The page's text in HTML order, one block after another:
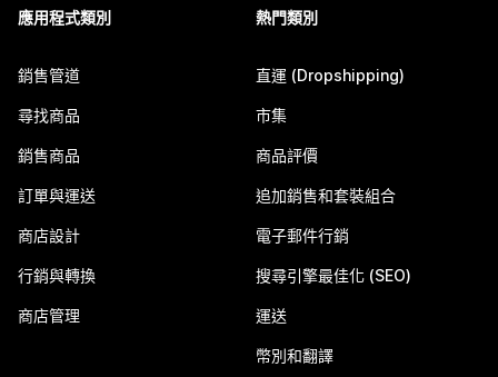
應用程式類別
銷售管道
尋找商品
銷售商品
訂單與運送
商店設計
行銷與轉換
商店管理
熱門類別
直運 (Dropshipping)
市集
商品評價
追加銷售和套裝組合
電子郵件行銷
搜尋引擎最佳化 (SEO)
運送
幣別和翻譯